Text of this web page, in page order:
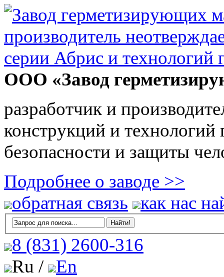
ООО «Завод
разработчик и
конструкций и
безопасности и защиты
Подробнее о заводе >>
обратная связь
как нас
8 (831) 2600-316
Ru /
En